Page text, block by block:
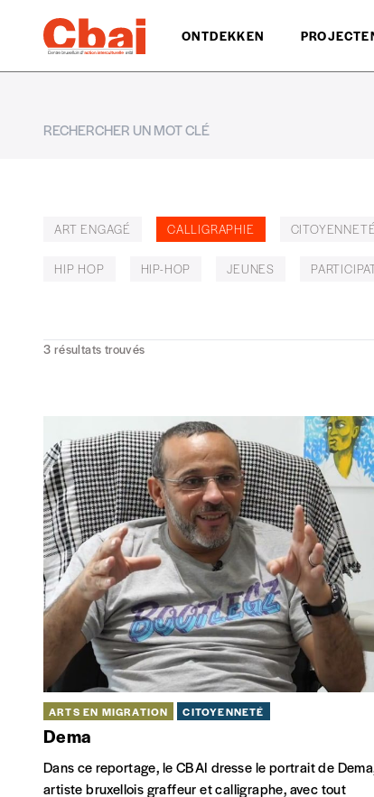
ONTDEKKEN
ART ENGAGÉ CALLIGRAPHIE CITOYENNETÉ
HIP HOP HIP-HOP JEUNES
3 résultats trouvés
ARTS EN MIGRATION CITOYENNETÉ
Dema
Dans ce reportage, le CBAI dresse le portrait de
artiste bruxellois graffeur et calligraphe, avec tout